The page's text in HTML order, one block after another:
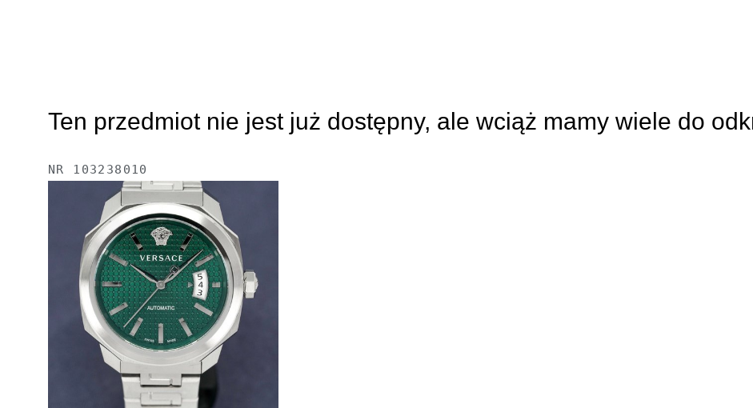
Ten przedmiot nie jest już dostępny, ale wciąż mamy wiele do
NR 103238010